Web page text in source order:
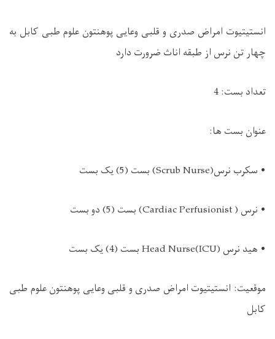
انستیتیوت امراض صدری و قلبی وعایی پوهنتون علوم طبی کابل به
چهار تن نرس از طبقه اناث ضرورت دارد
تعداد بست: 4
عنوان بست ها:
• سکرب نرس(Scrub Nurse) بست (5) یک بست
• نرس ( Cardiac Perfusionist) بست (5) دو بست
• هید نرس Head Nurse(ICU) بست (4) یک بست
موقعیت: انستیتیوت امراض صدری و قلبی وعایی پوهنتون علوم طبی
کابل